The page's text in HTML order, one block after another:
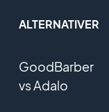
ALTERNATIVER
GoodBarber
vs Adalo